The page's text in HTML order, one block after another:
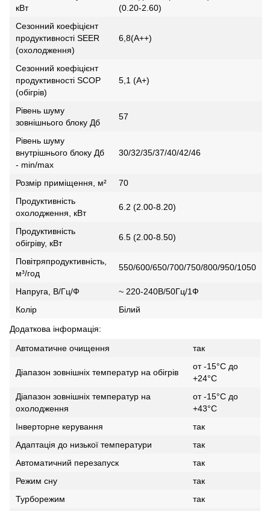
кВт
(0.20-2.60)
Сезонний коефіцієнт
продуктивності SEER
(охолодження)
6,8(А++)
Сезонний коефіцієнт
продуктивності SCOP
(обігрів)
5,1 (А+)
Рівень шуму
зовнішнього блоку Дб
57
Рівень шуму
внутрішнього блоку Дб
- min/max
30/32/35/37/40/42/46
Розмір приміщення, м²
70
Продуктивність
охолодження, кВт
6.2 (2.00-8.20)
Продуктивність
обігріву, кВт
6.5 (2.00-8.50)
Повітряпродуктивність,
м³/год
550/600/650/700/750/800/950/1050
Напруга, В/Гц/Ф
~ 220-240В/50Гц/1Ф
Колір
Білий
Додаткова інформація:
Автоматичне очищення
так
Діапазон зовнішніх температур на обігрів
от -15°С до
+24°С
Діапазон зовнішніх температур на
охолодження
от -15°С до
+43°С
Інверторне керування
так
Адаптація до низької температури
так
Автоматичний перезапуск
так
Режим сну
так
Турборежим
так